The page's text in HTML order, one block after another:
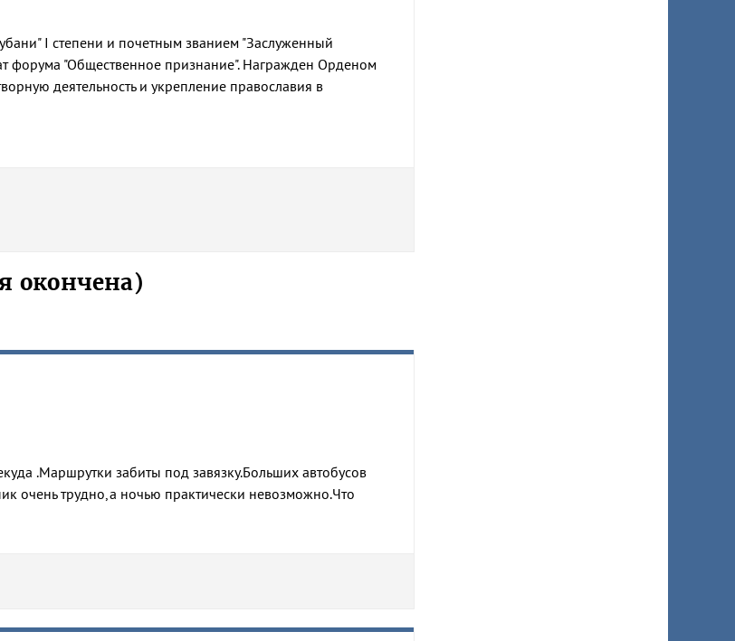
I степени и почетным званием "Заслуженный
форума "Общественное признание". Награжден Орденом
деятельность и укрепление православия в
окончена)
.Маршрутки забиты под завязку.Больших автобусов
очень трудно,а ночью практически невозможно.Что